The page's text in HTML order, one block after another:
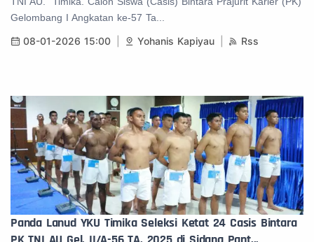
Gelombang I Angkatan ke-57 Ta...
08-01-2026 15:00 Yohanis Kapiyau Rss
Panda Lanud YKU Timika Seleksi Ketat 24 Casis Bintara